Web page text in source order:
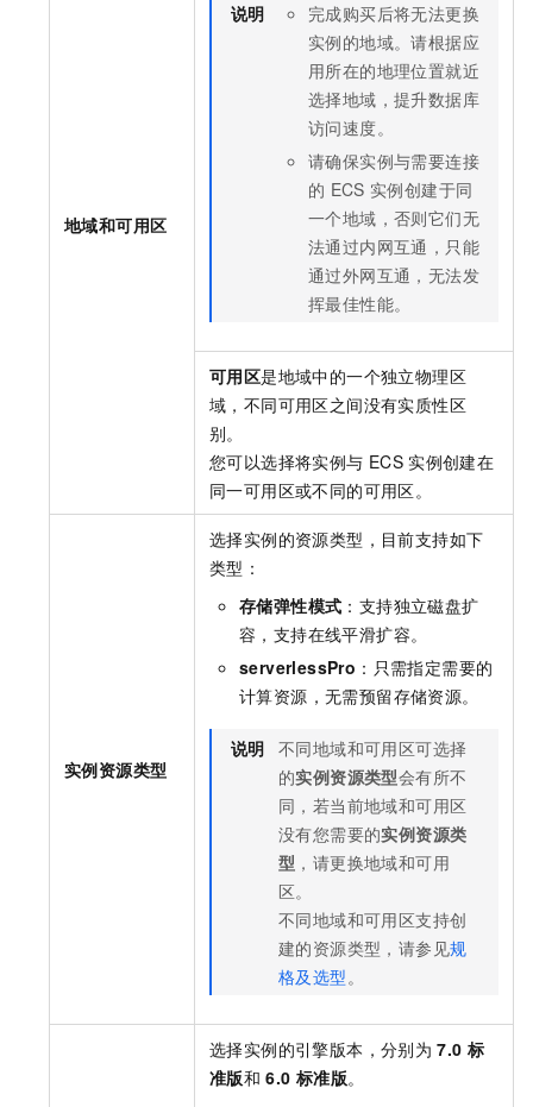
地域和可用区
说明
完成购买后将无法更换
实例的地域。请根据应
用所在的地理位置就近
选择地域，提升数据库
访问速度。
请确保实例与需要连接
的 ECS 实例创建于同
一个地域，否则它们无
法通过内网互通，只能
通过外网互通，无法发
挥最佳性能。
可用区是地域中的一个独立物理区
域，不同可用区之间没有实质性区
别。
您可以选择将实例与 ECS 实例创建在
同一可用区或不同的可用区。
实例资源类型
选择实例的资源类型，目前支持如下
类型：
存储弹性模式 ：支持独立磁盘扩
容，支持在线平滑扩容。
serverlessPro ：只需指定需要的
计算资源，无需预留存储资源。
说明 不同地域和可用区可选择
的实例资源类型会有所不
同，若当前地域和可用区
没有您需要的实例资源类
型 ，请更换地域和可用
区。
不同地域和可用区支持创
建的资源类型，请参见规
格及选型。
选择实例的引擎版本，分别为 7.0 标
准版和 6.0 标准版。